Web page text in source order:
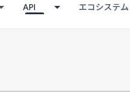
API エコシステム